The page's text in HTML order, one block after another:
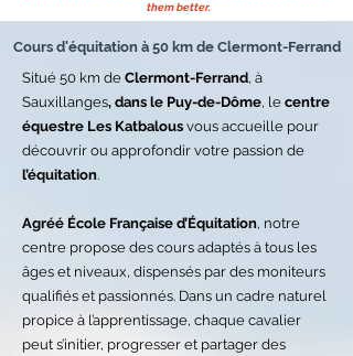
them better.
Cours d'équitation à 50 km de Clermont-Ferrand
Situé 50 km de Clermont-Ferrand, à
Sauxillanges, dans le Puy-de-Dôme, le centre
équestre Les Katbalous vous accueille pour
découvrir ou approfondir votre passion de
l’équitation.
Agréé École Française d’Équitation, notre
centre propose des cours adaptés à tous les
âges et niveaux, dispensés par des moniteurs
qualifiés et passionnés. Dans un cadre naturel
propice à l’apprentissage, chaque cavalier
peut s’initier, progresser et partager des